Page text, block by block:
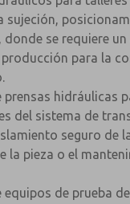
sujeción,
se requiere
para la
prensas hidráulicas
del sistema de
seguro de
la pieza o el
equipos de prueba